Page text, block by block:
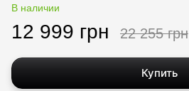
В наличии
12 999 грн 22 255 грн
Купить